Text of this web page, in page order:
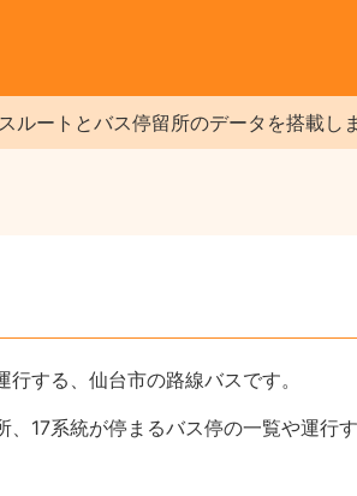
ートとバス停留所のデータを搭載しま
する、仙台市の路線バスです。
17系統が停まるバス停の一覧や運行